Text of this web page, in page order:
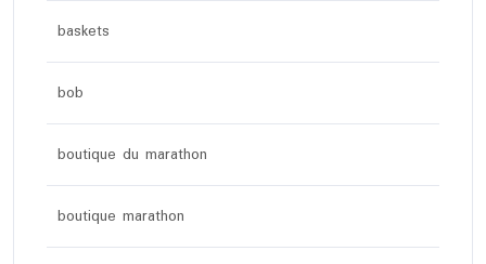
baskets
bob
boutique du marathon
boutique marathon